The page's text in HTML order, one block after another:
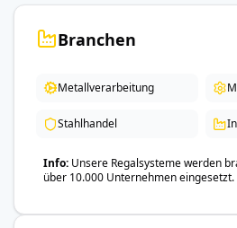
Branchen
Metallverarbeitung
Stahlhandel
Info Unsere Regalsysteme werden
über 10.000 Unternehmen eingesetzt.